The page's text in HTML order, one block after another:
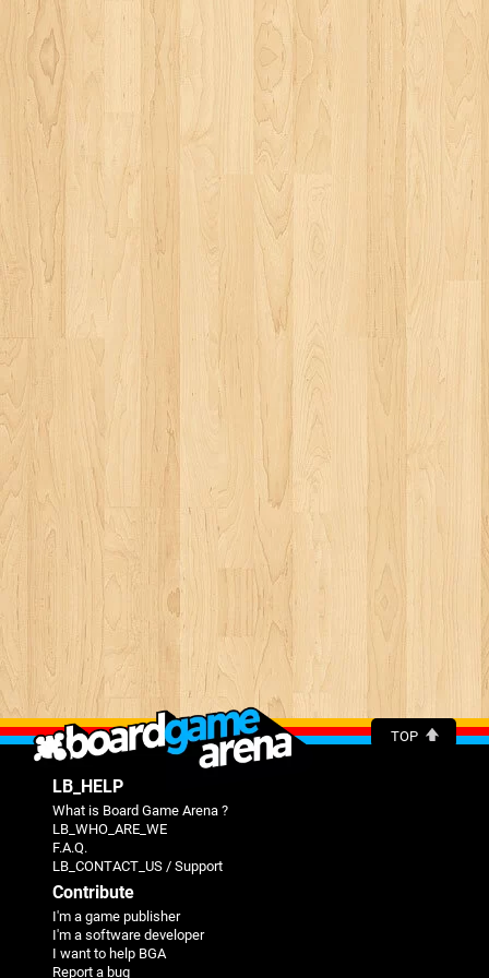
TOP
LB_HELP
What is Board Game Arena ?
LB_WHO_ARE_WE
F.A.Q.
LB_CONTACT_US / Support
Contribute
I'm a game publisher
I'm a software developer
I want to help BGA
Report a bug